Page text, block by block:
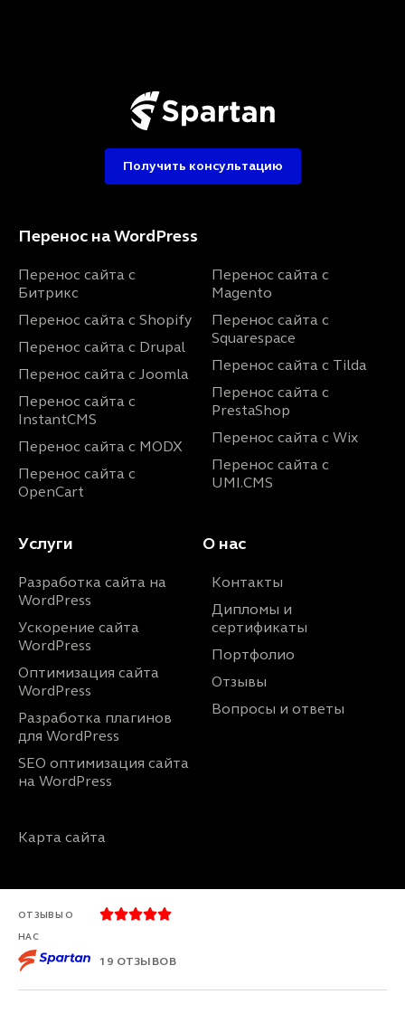
Перенос на WordPress
Перенос сайта с
Битрикс
Перенос сайта с Shopify
Перенос сайта с Drupal
Перенос сайта с Joomla
Перенос сайта с
InstantCMS
Перенос сайта с MODX
Перенос сайта с
OpenCart
Перенос сайта с
Magento
Перенос сайта с
Squarespace
Перенос сайта с Tilda
Перенос сайта с
PrestaShop
Перенос сайта с Wix
Перенос сайта с
UMI.CMS
Услуги О нас
Разработка сайта на
WordPress
Ускорение сайта
WordPress
Оптимизация сайта
WordPress
Разработка плагинов
для WordPress
SEO оптимизация сайта
на WordPress
Контакты
Дипломы и
сертификаты
Портфолио
Отзывы
Вопросы и ответы
Карта сайта
Получить консультацию
ОТЗЫВЫ О
НАС

19 ОТЗЫВОВ